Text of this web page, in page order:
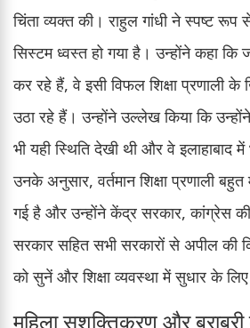
चिंता व्यक्त की। राहुल गांधी ने स्पष्ट रूप
सिस्टम ध्वस्त हो गया है। उन्होंने कहा कि
कर रहे हैं, वे इसी विफल शिक्षा प्रणाली
उठा रहे हैं। उन्होंने उल्लेख किया कि
भी यही स्थिति देखी थी और वे इलाहाबाद
उनके अनुसार, वर्तमान शिक्षा प्रणाली
गई है और उन्होंने केंद्र सरकार, कांग्रेस
सरकार सहित सभी सरकारों से अपील की
को सुनें और शिक्षा व्यवस्था में सुधार के
महिला सशक्तिकरण और